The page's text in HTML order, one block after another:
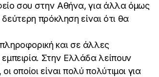
σου στην Αθήνα, για άλλα όμως
πρόκληση είναι ότι θα
και σε άλλες
Στην Ελλάδα λείπουν
οποίοι είναι πολύ πολύτιμοι για